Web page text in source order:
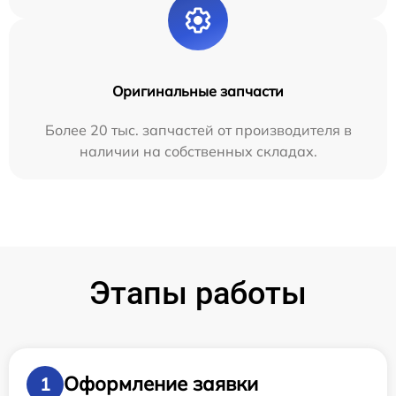
Оригинальные запчасти
Более 20 тыс. запчастей от производителя в
наличии на собственных складах.
Этапы работы
1 Оформление заявки